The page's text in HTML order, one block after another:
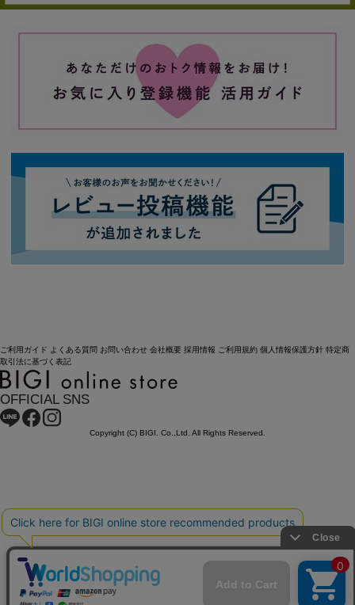
ご利用ガイド よくある質問 お問い合わせ 会社概要 採用情報 ご利用規約 個人情報保護方針 特定商
取引法に基づく表記
OFFICIAL SNS
Copyright (C) BIGI. Co.,Ltd. All Rights Reserved.